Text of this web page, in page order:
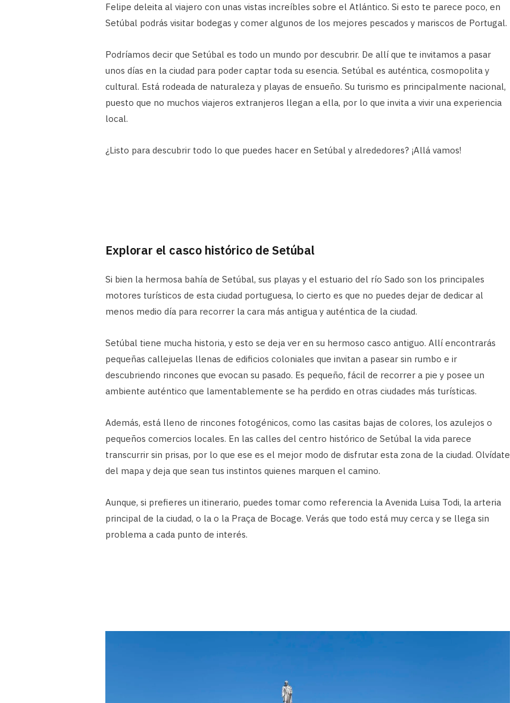
Felipe deleita al viajero con unas vistas increíbles sobre el Atlántico. Si esto te parece poco, en
Setúbal podrás visitar bodegas y comer algunos de los mejores pescados y mariscos de Portugal.
Podríamos decir que Setúbal es todo un mundo por descubrir. De allí que te invitamos a pasar
unos días en la ciudad para poder captar toda su esencia. Setúbal es auténtica, cosmopolita y
cultural. Está rodeada de naturaleza y playas de ensueño. Su turismo es principalmente nacional,
puesto que no muchos viajeros extranjeros llegan a ella, por lo que invita a vivir una experiencia
local.
¿Listo para descubrir todo lo que puedes hacer en Setúbal y alrededores? ¡Allá vamos!
Explorar el casco histórico de Setúbal
Si bien la hermosa bahía de Setúbal, sus playas y el estuario del río Sado son los principales
motores turísticos de esta ciudad portuguesa, lo cierto es que no puedes dejar de dedicar al
menos medio día para recorrer la cara más antigua y auténtica de la ciudad.
Setúbal tiene mucha historia, y esto se deja ver en su hermoso casco antiguo. Allí encontrarás
pequeñas callejuelas llenas de edificios coloniales que invitan a pasear sin rumbo e ir
descubriendo rincones que evocan su pasado. Es pequeño, fácil de recorrer a pie y posee un
ambiente auténtico que lamentablemente se ha perdido en otras ciudades más turísticas.
Además, está lleno de rincones fotogénicos, como las casitas bajas de colores, los azulejos o
pequeños comercios locales. En las calles del centro histórico de Setúbal la vida parece
transcurrir sin prisas, por lo que ese es el mejor modo de disfrutar esta zona de la ciudad. Olvídate
del mapa y deja que sean tus instintos quienes marquen el camino.
Aunque, si prefieres un itinerario, puedes tomar como referencia la Avenida Luisa Todi, la arteria
principal de la ciudad, o la o la Praça de Bocage. Verás que todo está muy cerca y se llega sin
problema a cada punto de interés.